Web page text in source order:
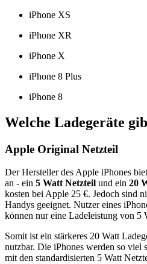
iPhone XS
iPhone XR
iPhone X
iPhone 8 Plus
iPhone 8
Welche Ladegeräte
Apple Original Netzteil
Der Hersteller des Apple iPhones
an - ein 5 Watt Netzteil und ein 20
kosten bei Apple 25 €. Jedoch sind
Handys geeignet. Nutzer eines
können nur eine Ladeleistung von 5
Somit ist ein stärkeres 20 Watt
nutzbar. Die iPhones werden so viel
mit den standardisierten 5 Watt